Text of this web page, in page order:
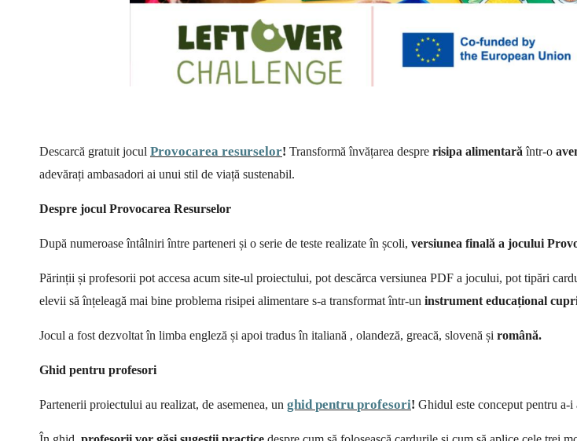
Descarcă gratuit jocul Provocarea resurselor! Transformă învățarea despre risipa alimentară într-o
adevărați ambasadori ai unui stil de viață sustenabil.
Despre jocul Provocarea Resurselor
După numeroase întâlniri între parteneri și o serie de teste realizate în școli, versiunea finală a jocului
Părinții și profesorii pot accesa acum site-ul proiectului, pot descărca versiunea PDF a jocului, pot tipări
elevii să înțeleagă mai bine problema risipei alimentare s-a transformat într-un instrument educațional
Jocul a fost dezvoltat în limba engleză și apoi tradus în italiană , olandeză, greacă, slovenă și română.
Ghid pentru profesori
Partenerii proiectului au realizat, de asemenea, un ghid pentru profesori! Ghidul este conceput pentru